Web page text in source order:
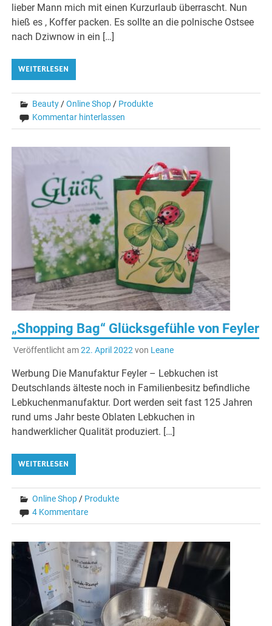
lieber Mann mich mit einen Kurzurlaub überrascht. Nun
hieß es , Koffer packen. Es sollte an die polnische Ostsee
nach Dziwnow in ein […]
WEITERLESEN
Beauty/Online Shop/ Produkte
Kommentar hinterlassen
„Shopping Bag“ Glücksgefühle von Feyler
Veröffentlicht am22. April 2022 von Leane
Werbung Die Manufaktur Feyler – Lebkuchen ist
Deutschlands älteste noch in Familienbesitz befindliche
Lebkuchenmanufaktur. Dort werden seit fast 125 Jahren
rund ums Jahr beste Oblaten Lebkuchen in
handwerklicher Qualität produziert. […]
WEITERLESEN
Online Shop / Produkte
4 Kommentare